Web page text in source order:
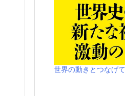
世界の動きとつなげ